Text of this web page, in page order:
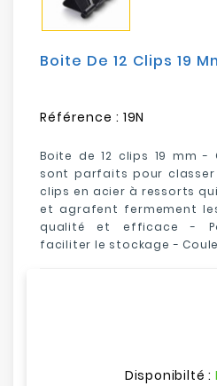
Mobilités
Loisirs
Boite De 12 Clips 19
Référence : 19N
Boite de 12 clips 19 mm -
sont parfaits pour classer
clips en acier à ressorts
et agrafent fermement
qualité et efficace -
faciliter le stockage -
Disponibilté :